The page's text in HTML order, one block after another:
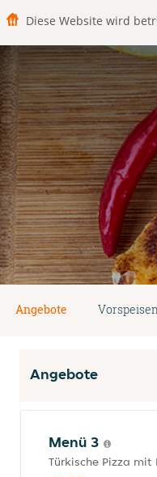
Diese Website wird
Angebote
Angebote
Menü 3
Türkische Pizza